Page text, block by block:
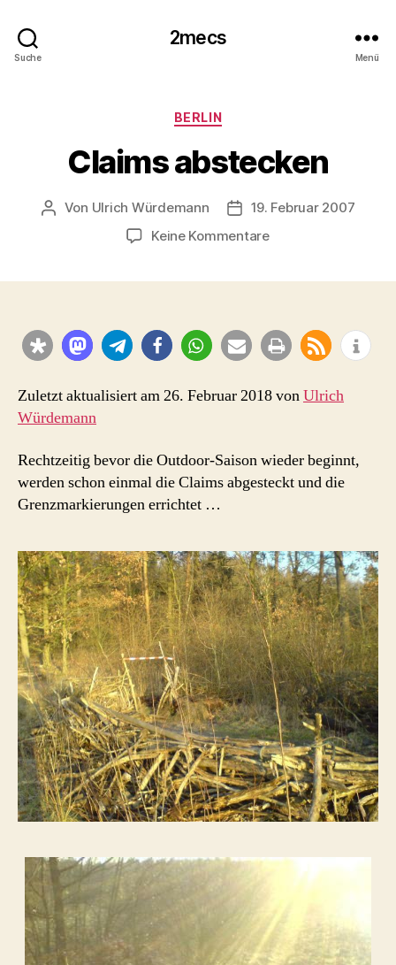
Suche
2mecs
Menü
Kategorien
BERLIN
Claims abstecken
Beitragsautor
Von Ulrich Würdemann Beitragsdatum
19. Februar 2007
Keine Kommentarezu
Zuletzt aktualisiert am 26. Februar 2018 vonUlrich
Würdemann
Rechtzeitig bevor die Outdoor-Saison wieder beginnt,
werden schon einmal die Claims abgesteckt und die
Grenzmarkierungen errichtet …